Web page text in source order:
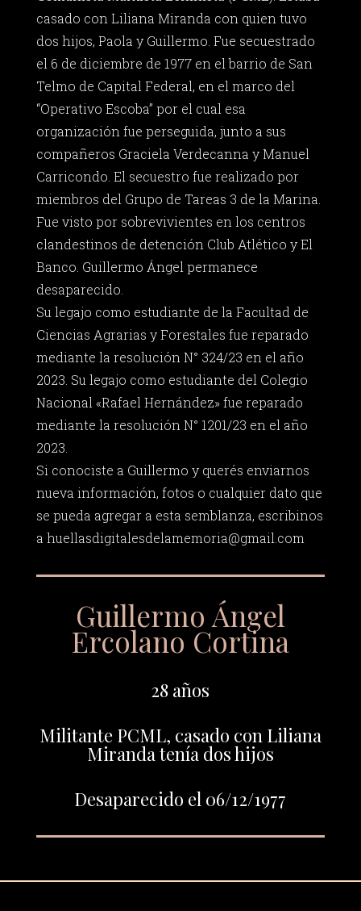
casado con Liliana Miranda con quien tuvo
dos hijos, Paola y Guillermo. Fue secuestrado
el 6 de diciembre de 1977 en el barrio de San
Telmo de Capital Federal, en el marco del
“Operativo Escoba” por el cual esa
organización fue perseguida, junto a sus
compañeros Graciela Verdecanna y Manuel
Carricondo. El secuestro fue realizado por
miembros del Grupo de Tareas 3 de la Marina.
Fue visto por sobrevivientes en los centros
clandestinos de detención Club Atlético y El
Banco. Guillermo Ángel permanece
desaparecido.
Su legajo como estudiante de la Facultad de
Ciencias Agrarias y Forestales fue reparado
mediante la resolución N° 324/23 en el año
2023. Su legajo como estudiante del Colegio
Nacional «Rafael Hernández» fue reparado
mediante la resolución N° 1201/23 en el año
2023.
Si conociste a Guillermo y querés enviarnos
nueva información, fotos o cualquier dato que
se pueda agregar a esta semblanza, escribinos
a huellasdigitalesdelamemoria@gmail.com
Guillermo Ángel
Ercolano Cortina
28 años
Militante PCML, casado con Liliana
Miranda tenía dos hijos
Desaparecido el 06/12/1977